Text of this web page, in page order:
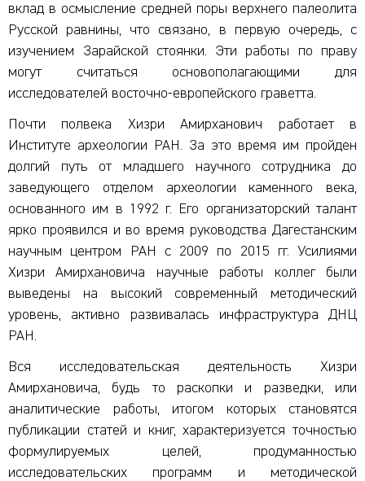
вклад в осмысление средней поры верхнего палеолита
Русской равнины, что связано, в первую очередь, с
изучением Зарайской стоянки. Эти работы по праву
могут считаться основополагающими для
исследователей восточно-европейского граветта.
Почти полвека Хизри Амирханович работает в
Институте археологии РАН. За это время им пройден
долгий путь от младшего научного сотрудника до
заведующего отделом археологии каменного века,
основанного им в 1992 г. Его организаторский талант
ярко проявился и во время руководства Дагестанским
научным центром РАН с 2009 по 2015 гг. Усилиями
Хизри Амирхановича научные работы коллег были
выведены на высокий современный методический
уровень, активно развивалась инфраструктура ДНЦ
РАН.
Вся исследовательская деятельность Хизри
Амирхановича, будь то раскопки и разведки, или
аналитические работы, итогом которых становятся
публикации статей и книг, характеризуется точностью
формулируемых целей, продуманностью
исследовательских программ и методической